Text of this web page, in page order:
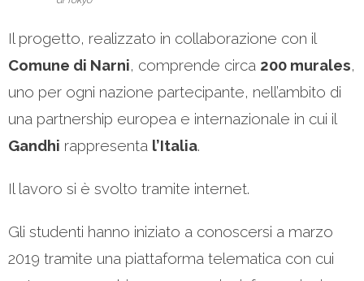
Il progetto, realizzato in collaborazione con il
Comune di Narni, comprende circa 200 murales,
uno per ogni nazione partecipante, nell’ambito di
una partnership europea e internazionale in cui il
Gandhi rappresenta l’Italia.
Il lavoro si è svolto tramite internet.
Gli studenti hanno iniziato a conoscersi a marzo
2019 tramite una piattaforma telematica con cui